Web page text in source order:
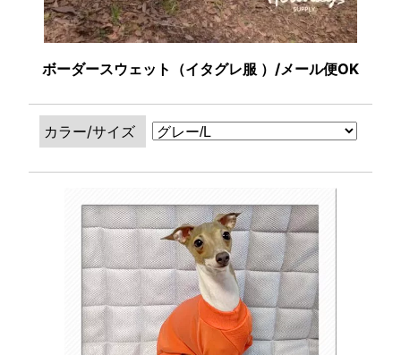
ボーダースウェット（イタグレ服 ）/メール便OK
カラー/サイズ